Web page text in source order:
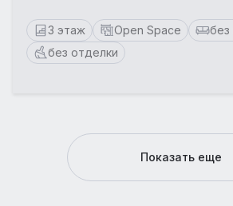
3 этаж Open Space
без
без отделки
Показать еще